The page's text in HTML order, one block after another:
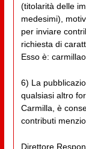
(titolarità delle
medesimi),
per inviare
richiesta di
Esso è:
6) La
qualsiasi altro
Carmilla, è
contributi
Direttore